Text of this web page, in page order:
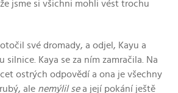
že jsme si všichni mohli vést trochu
své dromady, a odjel, Kayu a
silnice. Kaya se za ním zamračila. Na
ostrých odpovědí a ona je všechny
ale nemýlil sea její pokání ještě